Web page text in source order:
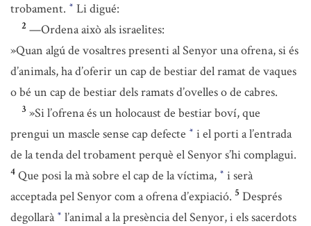
trobament. * Li digué:
2 —Ordena això als israelites:
»Quan algú de vosaltres presenti al Senyor una ofrena, si és
d’animals, ha d’oferir un cap de bestiar del ramat de vaques
o bé un cap de bestiar dels ramats d’ovelles o de cabres.
3 »Si l’ofrena és un holocaust de bestiar boví, que
prengui un mascle sense cap defecte * i el porti a l’entrada
de la tenda del trobament perquè el Senyor s’hi complagui.
4 Que posi la mà sobre el cap de la víctima, * i serà
acceptada pel Senyor com a ofrena d’expiació. 5 Després
degollarà * l’animal a la presència del Senyor, i els sacerdots